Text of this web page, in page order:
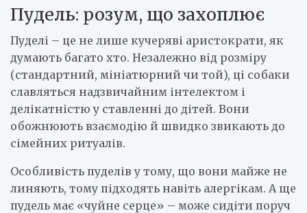
Пудель: розум, що захоплює
Пуделі – це не лише кучеряві аристократи, як
думають багато хто. Незалежно від розміру
(стандартний, мініатюрний чи той), ці собаки
славляться надзвичайним інтелектом і
делікатністю у ставленні до дітей. Вони
обожнюють взаємодію й швидко звикають до
сімейних ритуалів.
Особливість пуделів у тому, що вони майже не
линяють, тому підходять навіть алергікам. А ще
пудель має «чуйне серце» – може сидіти поруч